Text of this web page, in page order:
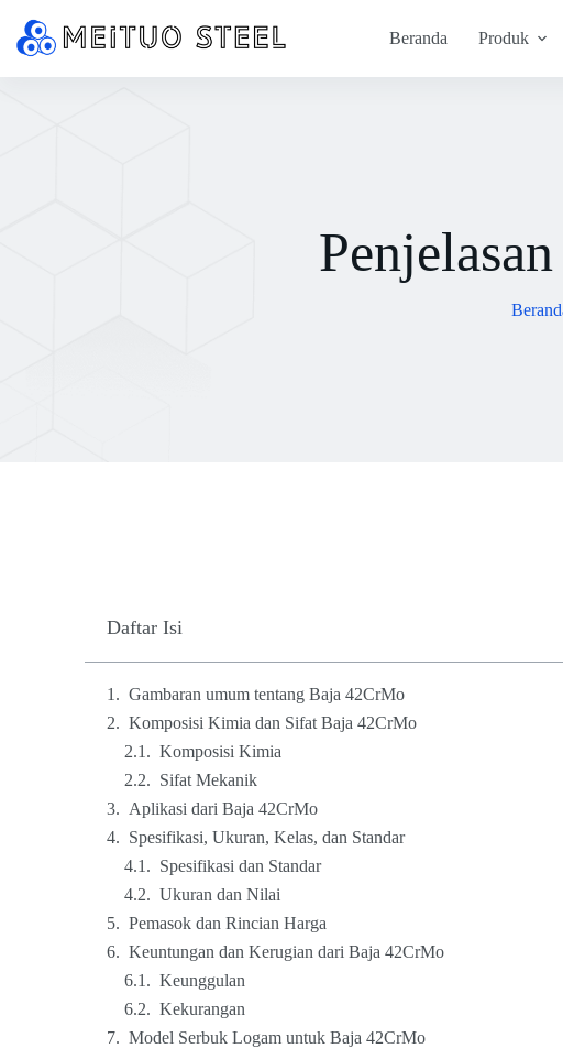
Beranda Produk
Daftar Isi
Gambaran umum tentang Baja 42CrMo
Komposisi Kimia dan Sifat Baja 42CrMo
Komposisi Kimia
Sifat Mekanik
Aplikasi dari Baja 42CrMo
Spesifikasi, Ukuran, Kelas, dan Standar
Spesifikasi dan Standar
Ukuran dan Nilai
Pemasok dan Rincian Harga
Keuntungan dan Kerugian dari Baja 42CrMo
Keunggulan
Kekurangan
Model Serbuk Logam untuk Baja 42CrMo